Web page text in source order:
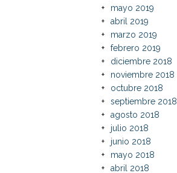
mayo 2019
abril 2019
marzo 2019
febrero 2019
diciembre 2018
noviembre 2018
octubre 2018
septiembre 2018
agosto 2018
julio 2018
junio 2018
mayo 2018
abril 2018